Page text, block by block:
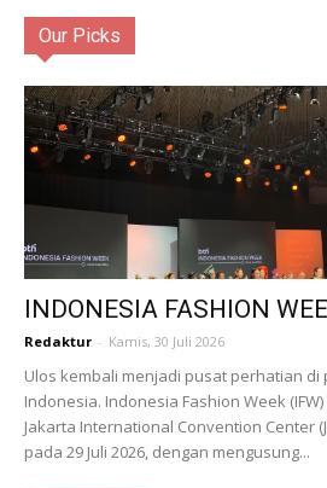
Our Picks
INDONESIA FASHION
Redaktur - Kamis, 30 Juli 2026
Ulos kembali menjadi pusat perhatian di
Indonesia. Indonesia Fashion Week
Jakarta International Convention Center
pada 29 Juli 2026, dengan mengusung...